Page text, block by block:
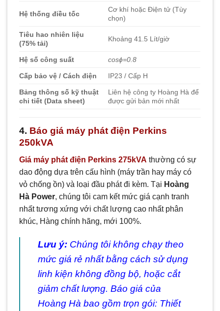
Hệ thống điều tốc
Cơ khí hoặc Điện tử (Tùy
chọn)
Tiêu hao nhiên liệu
(75% tải)
Khoảng 41.5 Lít/giờ
Hệ số công suất cosϕ=0.8
Cấp bảo vệ / Cách điện IP23 / Cấp H
Bảng thông số kỹ thuật
chi tiết (Data sheet)
Liên hệ công ty Hoàng Hà để
được gửi bản mới nhất
4. Báo giá máy phát điện Perkins
250kVA
Giá máy phát điện Perkins 275kVA thường có sự
dao động dựa trên cấu hình (máy trần hay máy có
vỏ chống ồn) và loại đầu phát đi kèm. Tại Hoàng
Hà Power, chúng tôi cam kết mức giá cạnh tranh
nhất tương xứng với chất lượng cao nhất phân
khúc, Hàng chính hãng, mới 100%.
Lưu ý: Chúng tôi không chạy theo
mức giá rẻ nhất bằng cách sử dụng
linh kiện không đồng bộ, hoặc cắt
giảm chất lượng. Báo giá của
Hoàng Hà bao gồm trọn gói: Thiết